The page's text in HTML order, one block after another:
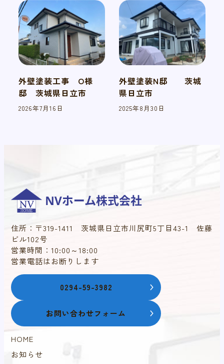
外壁塗装工事 O様
邸 茨城県日立市
投稿日
2026年7月16日
外壁塗装N邸 茨城
県日立市
投稿日
2025年8月30日
住所：〒319-1411 茨城県日立市川尻町5丁目43-1 佐藤
ビル102号
営業時間：10:00～18:00
営業電話はお断りします
0294-59-3982
お問い合わせフォーム
HOME
お知らせ